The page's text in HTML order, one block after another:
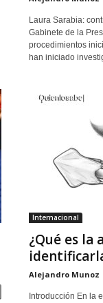
Laura Sarabia:
Gabinete de la
procedimientos
han iniciado
Internacional
¿Qué es la
Alejandro Munoz
Introducción En la